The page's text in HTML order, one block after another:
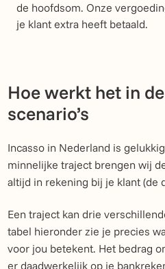
de hoofdsom. Onze
je klant extra heeft betaald.
Hoe werkt het in
scenario’s
Incasso in Nederland is
minnelijke traject brengen wij
altijd in rekening bij je klant (de
Een traject kan drie
tabel hieronder zie je precies
voor jou betekent. Het bedrag
er daadwerkelijk op je